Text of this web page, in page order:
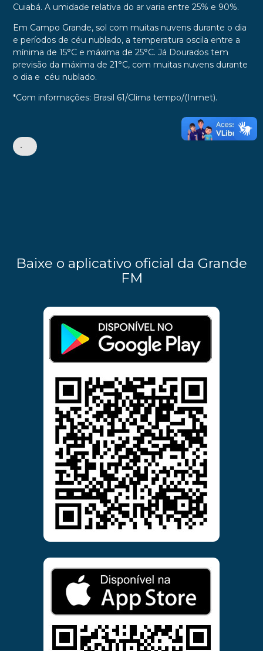
Cuiabá. A umidade relativa do ar varia entre 25% e 90%.
Em Campo Grande, sol com muitas nuvens durante o dia
e períodos de céu nublado, a temperatura oscila entre a
mínima de 15°Ce máxima de 25°C. Já Dourados tem
previsão da máxima de 21°C, com muitas nuvens durante
o dia e céu nublado.
*Com informações: Brasil 61/Clima tempo/(Inmet).
•
Baixe o aplicativo oficial da Grande
FM